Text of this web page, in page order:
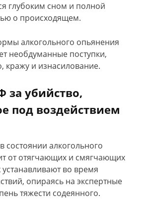
глубоким сном и полной
о происходящем.
алкогольного опьянения
необдуманные поступки,
кражу и изнасилование.
за убийство,
под воздействием
состоянии алкогольного
от отягчающих и смягчающих
устанавливают во время
опираясь на экспертные
тяжести содеянного.